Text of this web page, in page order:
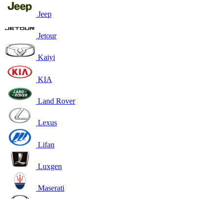
Jeep
Jetour
Kaiyi
KIA
Land Rover
Lexus
Lifan
Luxgen
Maserati